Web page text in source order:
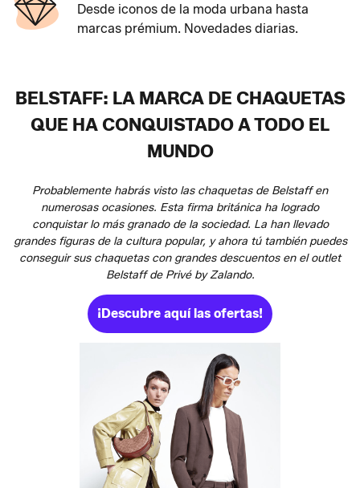
Desde iconos de la moda urbana hasta
marcas prémium. Novedades diarias.
BELSTAFF: LA MARCA DE CHAQUETAS
QUE HA CONQUISTADO A TODO EL
MUNDO
Probablemente habrás visto las chaquetas de Belstaff en
numerosas ocasiones. Esta firma británica ha logrado
conquistar lo más granado de la sociedad. La han llevado
grandes figuras de la cultura popular, y ahora tú también puedes
conseguir sus chaquetas con grandes descuentos en el outlet
Belstaff de Privé by Zalando.
¡Descubre aquí las ofertas!